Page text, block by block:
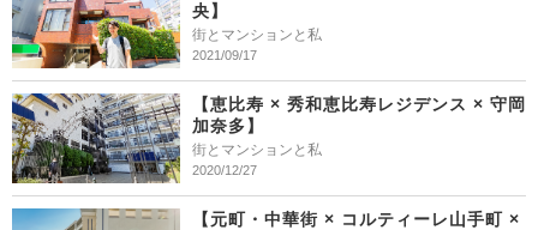
街とマンションと私
央】
2021/09/17
街とマンションと私
【恵比寿 × 秀和恵比寿レジデンス × 守岡
加奈多】
2020/12/27
【元町・中華街 × コルティーレ山手町 ×